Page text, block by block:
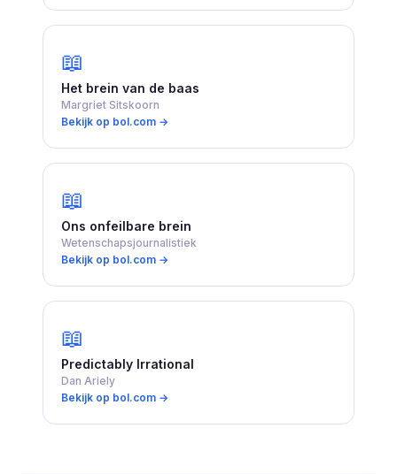
📖
Het brein van de baas
Margriet Sitskoorn
Bekijk op bol.com →
📖
Ons onfeilbare brein
Wetenschapsjournalistiek
Bekijk op bol.com →
📖
Predictably Irrational
Dan Ariely
Bekijk op bol.com →